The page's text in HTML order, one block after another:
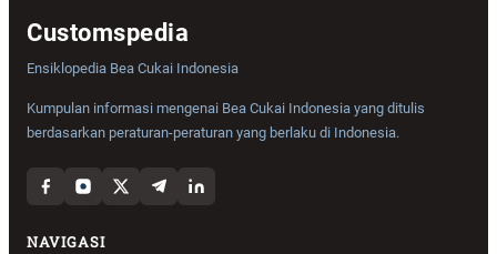
Customspedia
Ensiklopedia Bea Cukai Indonesia
Kumpulan informasi mengenai Bea Cukai Indonesia yang ditulis
berdasarkan peraturan-peraturan yang berlaku di Indonesia.
NAVIGASI